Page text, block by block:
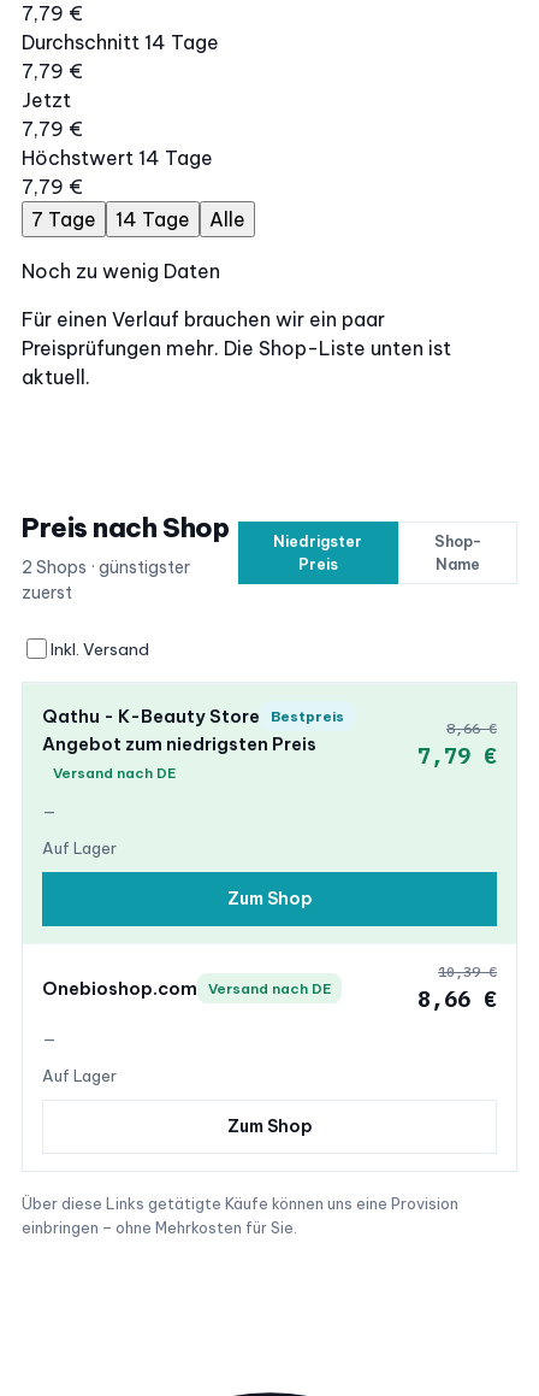
7,79 €
Durchschnitt 14 Tage
7,79 €
Jetzt
7,79 €
Höchstwert 14 Tage
7,79 €
7 Tage
14 Tage Alle
Noch zu wenig Daten
Für einen Verlauf brauchen wir ein paar
Preisprüfungen mehr. Die Shop-Liste unten ist
aktuell.
Preis nach Shop
2 Shops · günstigster
zuerst
Niedrigster
Preis
Shop-
Name
Inkl. Versand
Qathu - K-Beauty Store Bestpreis
Angebot zum niedrigsten Preis
Versand nach DE
—
Auf Lager
8,66 €
7,79 €
Zum Shop
Onebioshop.com Versand nach DE
—
Auf Lager
10,39 €
8,66 €
Zum Shop
Über diese Links getätigte Käufe können uns eine Provision
einbringen – ohne Mehrkosten für Sie.